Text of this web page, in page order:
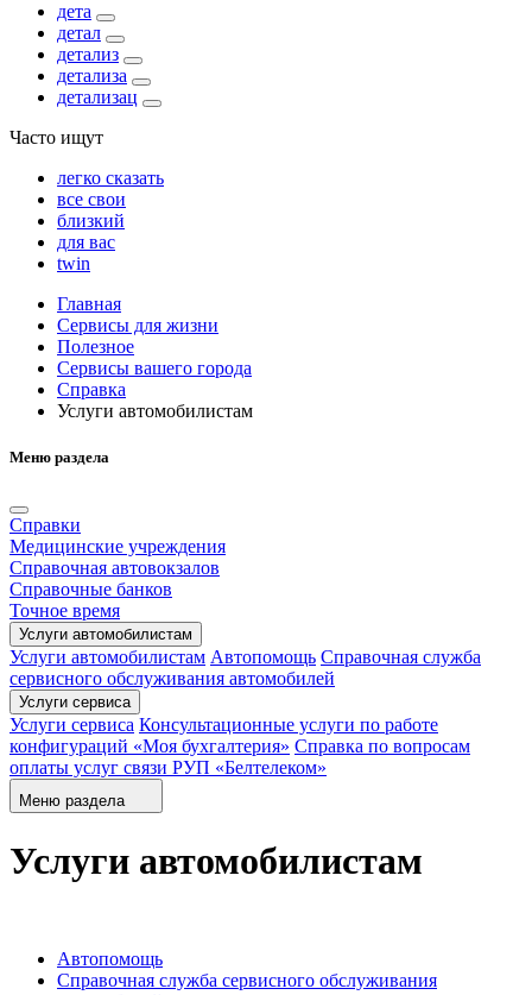
дета
детал
детализ
детализа
детализац
Часто ищут
легко сказать
все свои
близкий
для вас
twin
Главная
Сервисы для жизни
Полезное
Сервисы вашего города
Справка
Услуги автомобилистам
Меню раздела
Cправки
Медицинские учреждения
Справочная автовокзалов
Справочные банков
Точное время
Услуги автомобилистам
Услуги автомобилистам Автопомощь Справочная служба
сервисного обслуживания автомобилей
Услуги сервиса
Услуги сервиса Консультационные услуги по работе
конфигураций «Моя бухгалтерия» Справка по вопросам
оплаты услуг связи РУП «Белтелеком»
Меню раздела
Услуги автомобилистам
Автопомощь
Справочная служба сервисного обслуживания